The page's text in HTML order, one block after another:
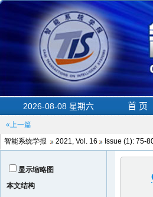
«上一篇
智能系统学报
2021, Vol. 16 Issue (1): 75-
显示缩略图
本文结构